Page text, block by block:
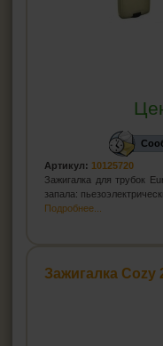
Артикул: 10125720
Зажигалка для трубок
запала:
Подробнее...
Зажигалка Cozy